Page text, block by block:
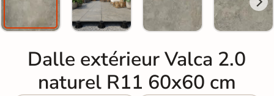
Dalle extérieur Valca 2.0
naturel R11 60x60 cm